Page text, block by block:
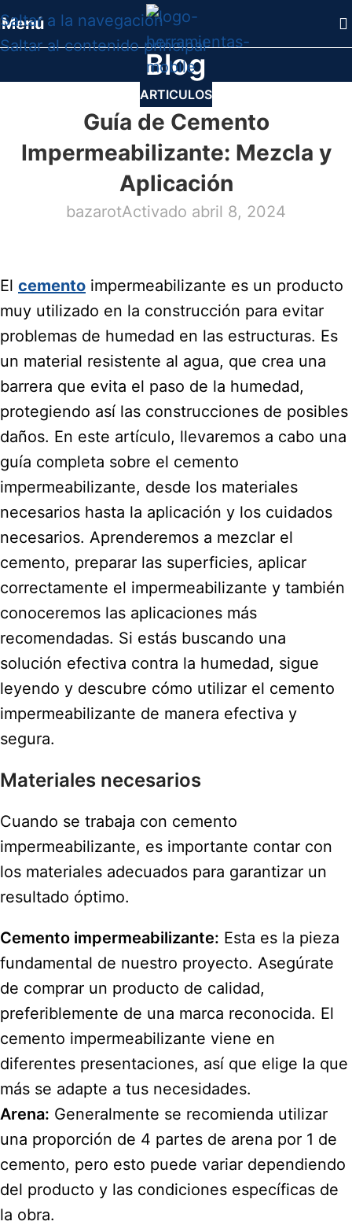
Saltar a la navegación
Saltar al contenido principal
Menú
Blog
ARTICULOS
Guía de Cemento
Impermeabilizante: Mezcla y
Aplicación
bazarotActivado abril 8, 2024
El cemento impermeabilizante es un producto
muy utilizado en la construcción para evitar
problemas de humedad en las estructuras. Es
un material resistente al agua, que crea una
barrera que evita el paso de la humedad,
protegiendo así las construcciones de posibles
daños. En este artículo, llevaremos a cabo una
guía completa sobre el cemento
impermeabilizante, desde los materiales
necesarios hasta la aplicación y los cuidados
necesarios. Aprenderemos a mezclar el
cemento, preparar las superficies, aplicar
correctamente el impermeabilizante y también
conoceremos las aplicaciones más
recomendadas. Si estás buscando una
solución efectiva contra la humedad, sigue
leyendo y descubre cómo utilizar el cemento
impermeabilizante de manera efectiva y
segura.
Materiales necesarios
Cuando se trabaja con cemento
impermeabilizante, es importante contar con
los materiales adecuados para garantizar un
resultado óptimo.
Cemento impermeabilizante: Esta es la pieza
fundamental de nuestro proyecto. Asegúrate
de comprar un producto de calidad,
preferiblemente de una marca reconocida. El
cemento impermeabilizante viene en
diferentes presentaciones, así que elige la que
más se adapte a tus necesidades.
Arena: Generalmente se recomienda utilizar
una proporción de 4 partes de arena por 1 de
cemento, pero esto puede variar dependiendo
del producto y las condiciones específicas de
la obra.